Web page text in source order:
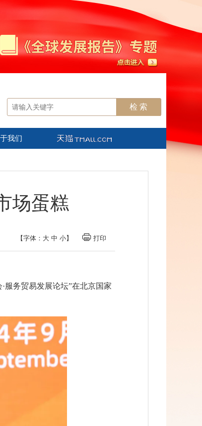
我们
场蛋糕
【字体： 大 中 小】 打印
服务贸易发展论坛”在北京国家